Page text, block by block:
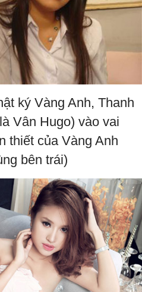
ký Vàng Anh, Thanh
Vân Hugo) vào vai
thiết của Vàng Anh
bên trái)